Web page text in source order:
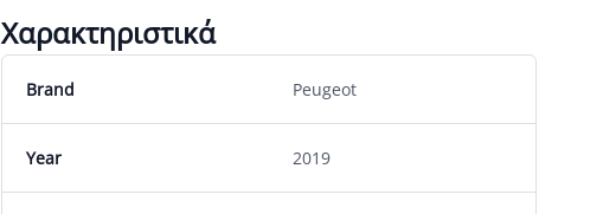
Χαρακτηριστικά
Brand Peugeot
Year 2019